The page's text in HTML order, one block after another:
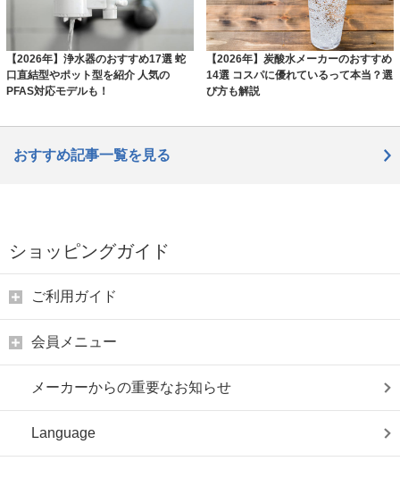
【2026年】浄水器のおすすめ17選 蛇
口直結型やポット型を紹介 人気の
PFAS対応モデルも！
【2026年】炭酸水メーカーのおすすめ
14選 コスパに優れているって本当？選
び方も解説
おすすめ記事一覧を見る
ショッピングガイド
ご利用ガイド
会員メニュー
メーカーからの重要なお知らせ
Language